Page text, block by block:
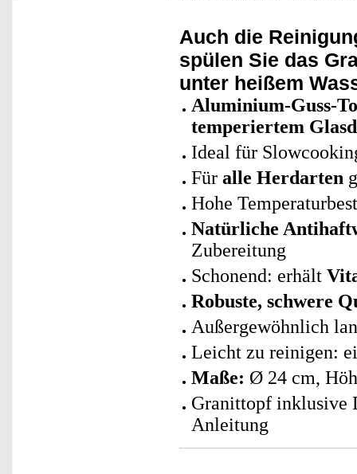
Auch die
spülen Sie das
unter heißem
Aluminium-Guss-
temperiertem
Ideal für
Für alle Herdarten
Hohe
Natürliche
Zubereitung
Schonend: erhält
Robuste, schwere
Außergewöhnlich
Leicht zu reinigen:
Maße: Ø 24 cm,
Granittopf inklusive
Anleitung